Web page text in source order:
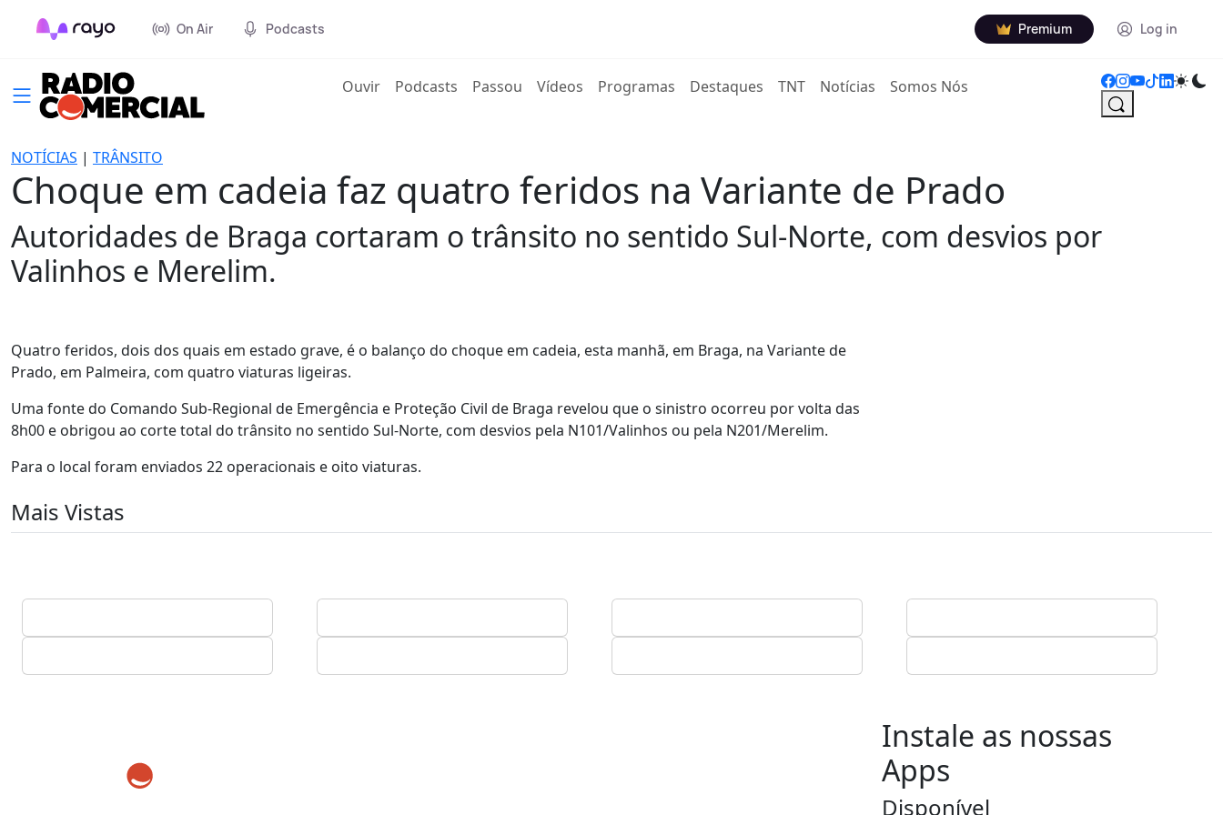
On Air Podcasts Premium Log in
Ouvir(current)
Podcasts Passou Vídeos Programas Destaques TNT Notícias Somos Nós
NOTÍCIAS | TRÂNSITO
Choque em cadeia faz quatro feridos na Variante de Prado
Autoridades de Braga cortaram o trânsito no sentido Sul-Norte, com desvios por
Valinhos e Merelim.
Quatro feridos, dois dos quais em estado grave, é o balanço do choque em cadeia, esta manhã, em Braga, na Variante de
Prado, em Palmeira, com quatro viaturas ligeiras.
Uma fonte do Comando Sub-Regional de Emergência e Proteção Civil de Braga revelou que o sinistro ocorreu por volta das
8h00 e obrigou ao corte total do trânsito no sentido Sul-Norte, com desvios pela N101/Valinhos ou pela N201/Merelim.
Para o local foram enviados 22 operacionais e oito viaturas.
Mais Vistas
Instale as nossas
Apps
Disponível